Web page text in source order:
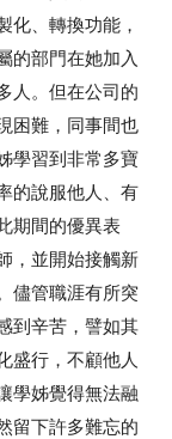
化、轉換功能，
的部門在她加入
人。但在公司的
困難，同事間也
學習到非常多寶
的說服他人、有
期間的優異表
，並開始接觸新
儘管職涯有所突
到辛苦，譬如其
盛行，不顧他人
學姊覺得無法融
留下許多難忘的